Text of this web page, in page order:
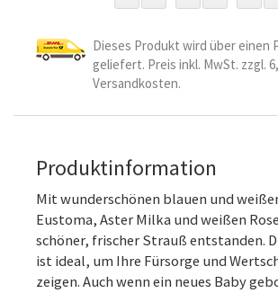
Dieses Produkt wird über einen
geliefert. Preis inkl. MwSt. zzgl.
Versandkosten.
Produktinformation
Mit wunderschönen blauen und
Eustoma, Aster Milka und weißen
schöner, frischer Strauß entstanden.
ist ideal, um Ihre Fürsorge und
zeigen. Auch wenn ein neues Baby